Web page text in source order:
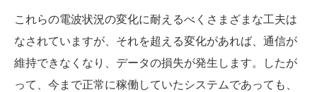
これらの電波状況の変化に耐えるべくさまざまな工夫は
なされていますが、それを超える変化があれば、通信が
維持できなくなり、データの損失が発生します。したが
って、今まで正常に稼働していたシステムであっても、